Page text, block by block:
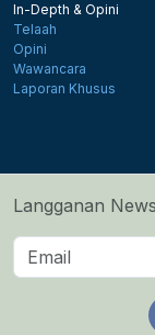
In-Depth & Opini
Telaah
Opini
Wawancara
Laporan Khusus
Langganan